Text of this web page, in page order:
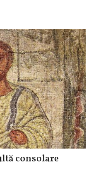
consolare